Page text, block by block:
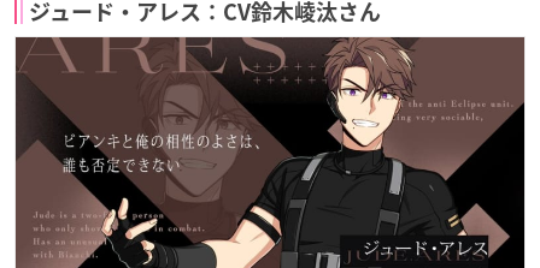
ジュード・アレス：CV鈴木崚汰さん